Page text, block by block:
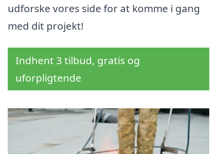
udforske vores side for at komme i gang
med dit projekt!
Indhent 3 tilbud, gratis og
uforpligtende